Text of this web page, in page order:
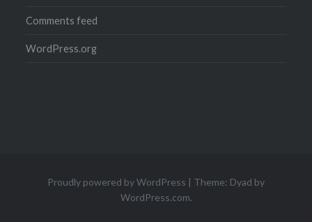
Comments feed
WordPress.org
Proudly powered by WordPress | Theme: Dyad by
WordPress.com.